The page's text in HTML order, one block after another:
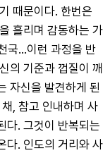
때문이다. 한번은
흘리며 감동하는 가
국...이런 과정을 반
의 기준과 껍질이 깨
자신을 발견하게 된
, 참고 인내하며 사
다. 그것이 반복되는
다. 인도의 거리와 사